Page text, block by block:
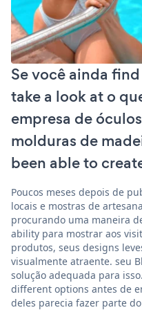
Se você ainda
take a look at o
empresa de
molduras de
been able to
Poucos meses depois de
locais e mostras de
procurando uma maneira
ability para mostrar aos
produtos, seus designs
visualmente atraente. seu
solução adequada para
different options antes de
deles parecia fazer parte